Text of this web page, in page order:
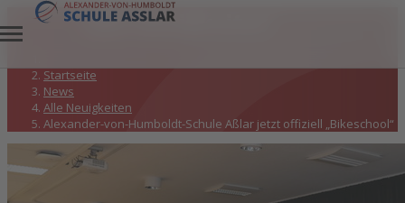
Alle Neuigkeiten
Startseite
News
Alle Neuigkeiten
Alexander-von-Humboldt-Schule Aßlar jetzt offiziell „Bikeschool“